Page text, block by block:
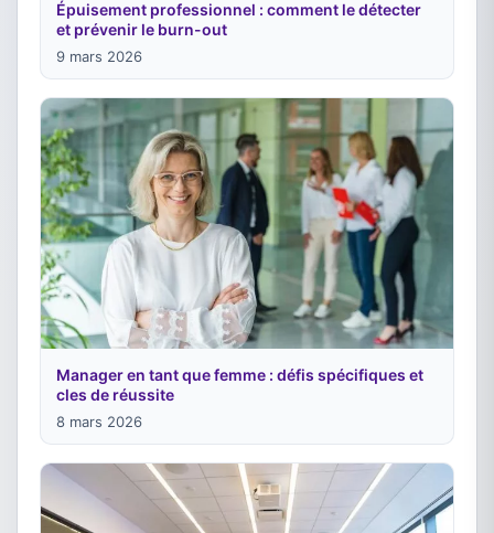
Épuisement professionnel : comment le détecter
et prévenir le burn-out
9 mars 2026
Manager en tant que femme : défis spécifiques et
cles de réussite
8 mars 2026